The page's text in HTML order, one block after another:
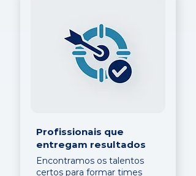
Profissionais que
entregam resultados
Encontramos os talentos
certos para formar times